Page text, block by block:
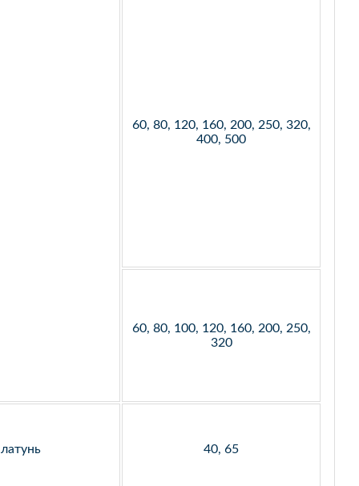
60, 80, 120, 160, 200, 250, 320,
400, 500
60, 80, 100, 120, 160, 200, 250,
320
латунь 40, 65